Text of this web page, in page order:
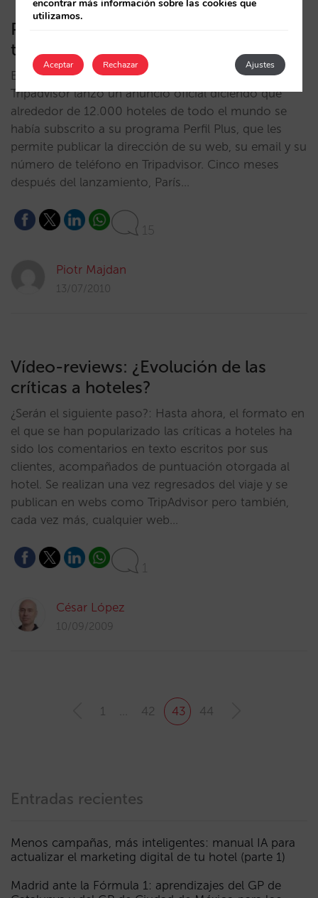
Perfil Plus en TripAdvisor: No para
todo el mundo
English Version | Version française El 6 de mayo
Tripadvisor lanzó un anuncio oficial diciendo que
alrededor de 12.000 hoteles de todo el mundo se
había subscrito a su programa Perfil Plus, que les
permite publicar la dirección de su web, su email y su
número de teléfono en Tripadvisor. Cinco meses
después del lanzamiento, París…
15
Piotr Majdan
13/07/2010
Vídeo-reviews: ¿Evolución de las
críticas a hoteles?
¿Serán el siguiente paso?: Hasta ahora, el formato en
el que se han popularizado las críticas a hoteles ha
sido los comentarios en texto escritos por sus
clientes, acompañados de puntuación otorgada al
hotel. Se realizan una vez regresados del viaje y se
publican en webs como TripAdvisor pero también,
cada vez más, cualquier web…
1
César López
10/09/2009
1 42 43 44
Entradas recientes
Menos campañas, más inteligentes: manual IA para
actualizar el marketing digital de tu hotel (parte 1)
Madrid ante la Fórmula 1: aprendizajes del GP de
encontrar más información sobre las cookies que
utilizamos.
Aceptar Ajustes
Rechazar